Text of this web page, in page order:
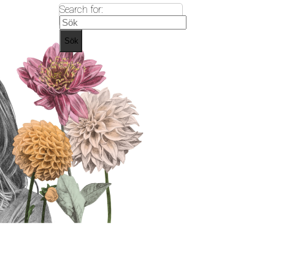
Search for:
Sök